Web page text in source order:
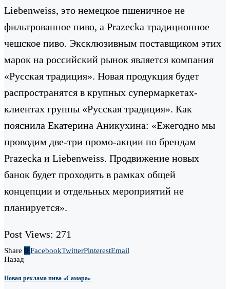
Liebenweiss, это немецкое пшеничное не
фильтрованное пиво, а Prazecka традиционное
чешское пиво. Эксклюзивным поставщиком этих
марок на российский рынок является компания
«Русская традиция». Новая продукция будет
распространятся в крупных супермаркетах-
клиентах группы «Русская традиция». Как
пояснила Екатерина Аникухина: «Ежегодно мы
проводим две-три промо-акции по брендам
Prazecka и Liebenweiss. Продвижение новых
банок будет проходить в рамках общей
концепции и отдельных мероприятий не
планируется».
Post Views: 271
Share 0 FacebookTwitterPinterestEmail
Назад
Новая реклама пива «Самара»